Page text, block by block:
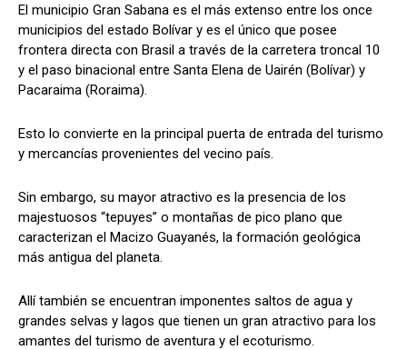
El municipio Gran Sabana es el más extenso entre los once
municipios del estado Bolívar y es el único que posee
frontera directa con Brasil a través de la carretera troncal 10
y el paso binacional entre Santa Elena de Uairén (Bolívar) y
Pacaraima (Roraima).
Esto lo convierte en la principal puerta de entrada del turismo
y mercancías provenientes del vecino país.
Sin embargo, su mayor atractivo es la presencia de los
majestuosos “tepuyes” o montañas de pico plano que
caracterizan el Macizo Guayanés, la formación geológica
más antigua del planeta.
Allí también se encuentran imponentes saltos de agua y
grandes selvas y lagos que tienen un gran atractivo para los
amantes del turismo de aventura y el ecoturismo.